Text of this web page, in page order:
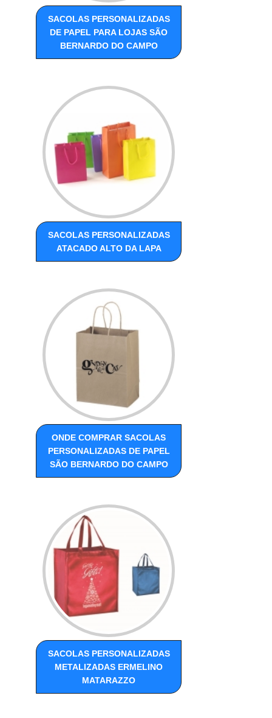
SACOLAS PERSONALIZADAS
DE PAPEL PARA LOJAS SÃO
BERNARDO DO CAMPO
SACOLAS PERSONALIZADAS
ATACADO ALTO DA LAPA
ONDE COMPRAR SACOLAS
PERSONALIZADAS DE PAPEL
SÃO BERNARDO DO CAMPO
SACOLAS PERSONALIZADAS
METALIZADAS ERMELINO
MATARAZZO